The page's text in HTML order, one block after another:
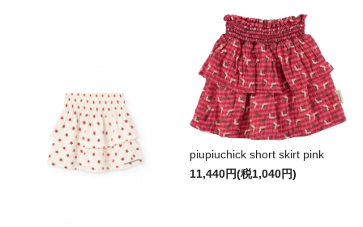
piupiuchick short skirt pink
11,440円(税1,040円)